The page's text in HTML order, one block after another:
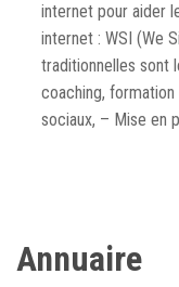
internet pour aider
internet : WSI (We
traditionnelles sont
coaching,
sociaux, – Mise en
Annuaire